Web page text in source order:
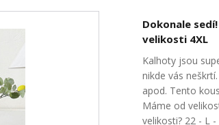
Dokonale
velikosti 4XL
Kalhoty jsou
nikde vás
apod. Tento
Máme od
velikosti? 22 - L